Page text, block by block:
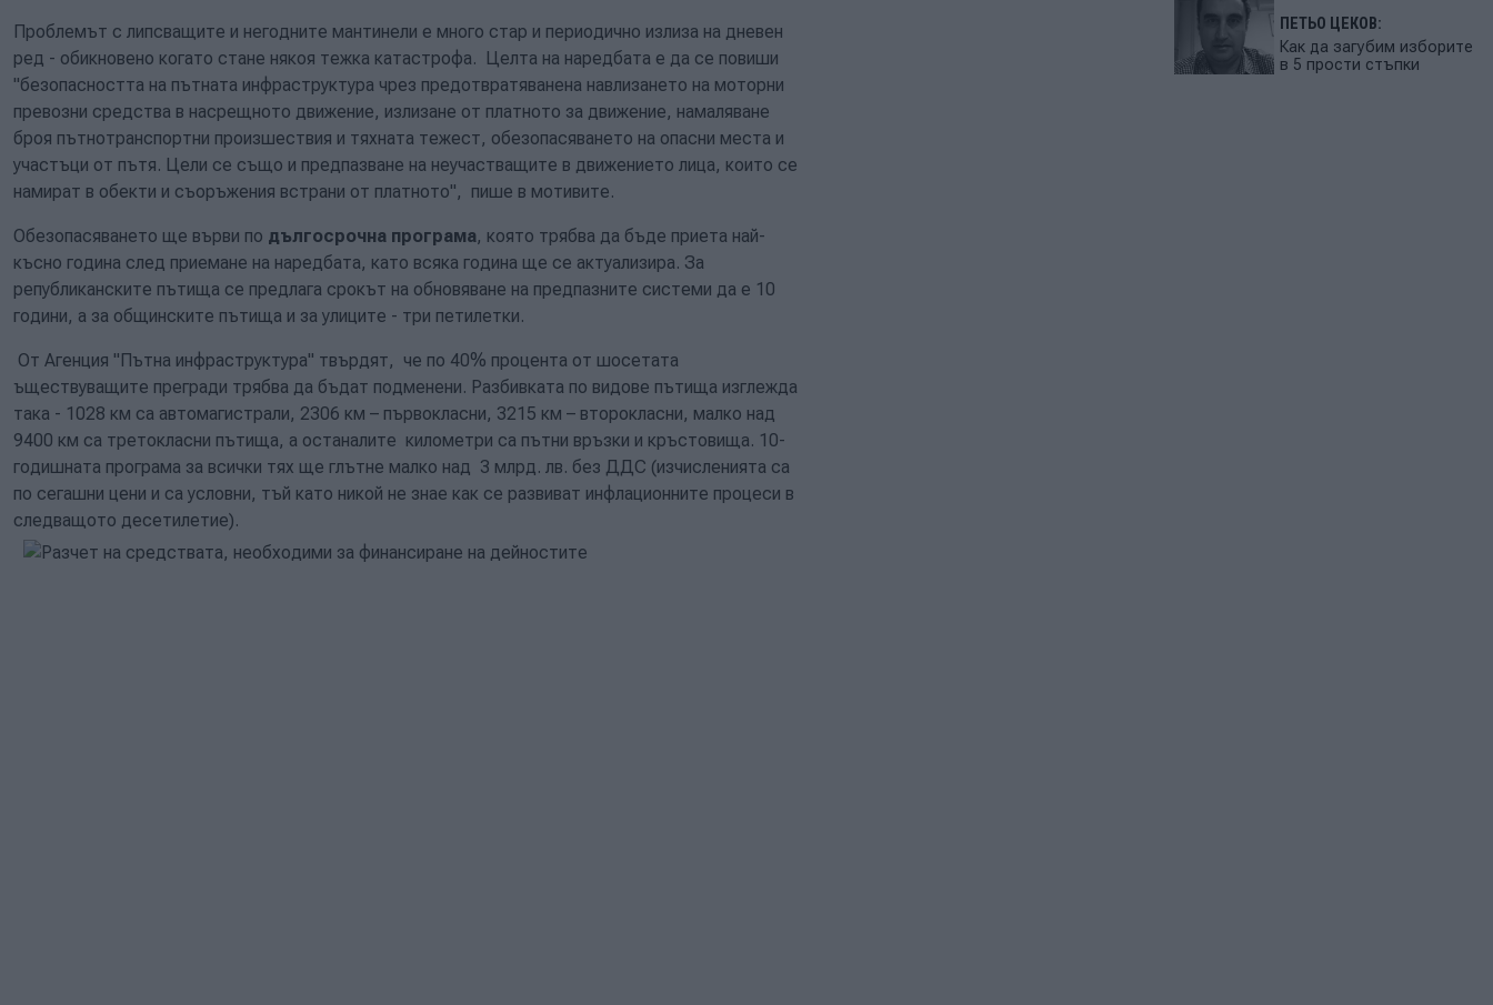
Проблемът с липсващите и негодните мантинели е много стар и периодично излиза на дневен
ред - обикновено когато стане някоя тежка катастрофа. Целта на наредбата е да се повиши
"безопасността на пътната инфраструктура чрез предотвратяванена навлизането на моторни
превозни средства в насрещното движение, излизане от платното за движение, намаляване
броя пътнотранспортни произшествия и тяхната тежест, обезопасяването на опасни места и
участъци от пътя. Цели се също и предпазване на неучастващите в движението лица, които се
намират в обекти и съоръжения встрани от платното", пише в мотивите.
Обезопасяването ще върви по дългосрочна програма, която трябва да бъде приета най-
късно година след приемане на наредбата, като всяка година ще се актуализира. За
републиканските пътища се предлага срокът на обновяване на предпазните системи да е 10
години, а за общинските пътища и за улиците - три петилетки.
От Агенция "Пътна инфраструктура" твърдят, че по 40% процента от шосетата
ъществуващите прегради трябва да бъдат подменени. Разбивката по видове пътища изглежда
така - 1028 км са автомагистрали, 2306 км – първокласни, 3215 км – второкласни, малко над
9400 км са третокласни пътища, а останалите километри са пътни връзки и кръстовища. 10-
годишната програма за всички тях ще глътне малко над 3 млрд. лв. без ДДС (изчисленията са
по сегашни цени и са условни, тъй като никой не знае как се развиват инфлационните процеси в
следващото десетилетие).
ПЕТЬО ЦЕКОВ:
Как да загубим изборите
в 5 прости стъпки